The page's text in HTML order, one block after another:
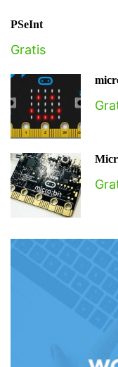
PSeInt
Gratis